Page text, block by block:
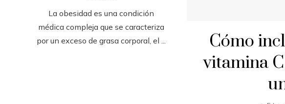
Cómo
vitamina
La obesidad es una condición
médica compleja que se caracteriza
por un exceso de grasa corporal, el ...